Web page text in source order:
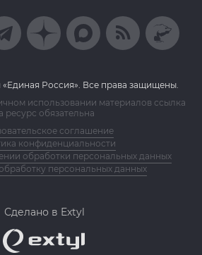
Россия». Все права защищены.
использовании материалов ссылка
ресурс обязательна
соглашение
конфиденциальности
обработки персональных данных
персональных данных
Сделано в Extyl